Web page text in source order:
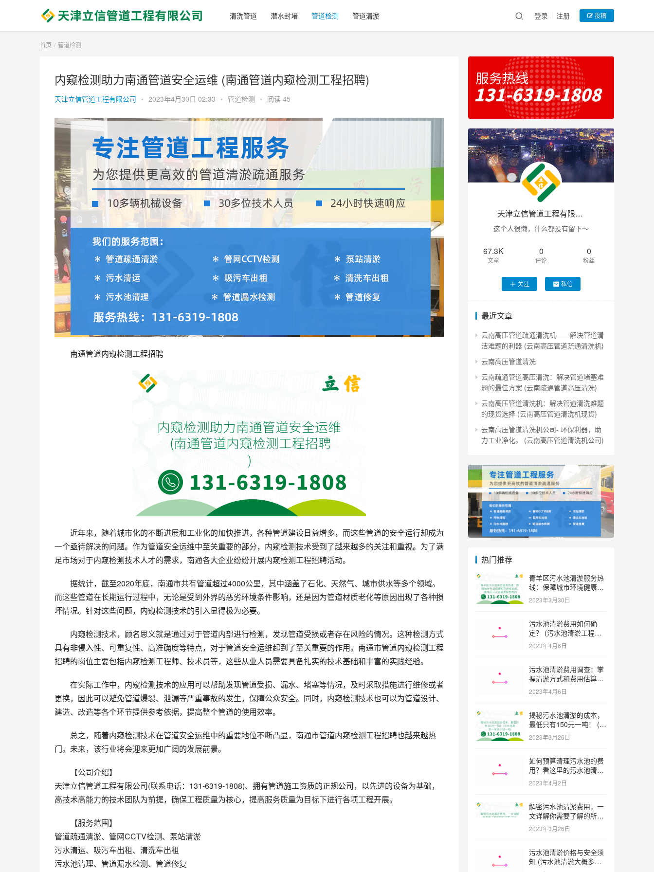
清洗管道 潜水封堵 管道检测 管道清淤 登录 注册 投稿
首页 管道检测
内窥检测助力南通管道安全运维 (南通管道内窥检测工程招聘)
天津立信管道工程有限公司 • 2023年4月30日 02:33 • 管道检测 • 阅读 45
南通管道内窥检测工程招聘
近年来，随着城市化的不断进展和工业化的加快推进，各种管道建设日益增多，而这些管道的安全运行却成为
一个亟待解决的问题。作为管道安全运维中至关重要的部分，内窥检测技术受到了越来越多的关注和重视。为了满
足市场对于内窥检测技术人才的需求，南通各大企业纷纷开展内窥检测工程招聘活动。
据统计，截至2020年底，南通市共有管道超过4000公里，其中涵盖了石化、天然气、城市供水等多个领域。
而这些管道在长期运行过程中，无论是受到外界的恶劣环境条件影响，还是因为管道材质老化等原因出现了各种损
坏情况。针对这些问题，内窥检测技术的引入显得极为必要。
内窥检测技术，顾名思义就是通过对于管道内部进行检测，发现管道受损或者存在风险的情况。这种检测方式
具有非侵入性、可重复性、高准确度等特点，对于管道安全运维起到了至关重要的作用。南通市管道内窥检测工程
招聘的岗位主要包括内窥检测工程师、技术员等，这些从业人员需要具备扎实的技术基础和丰富的实践经验。
在实际工作中，内窥检测技术的应用可以帮助发现管道受损、漏水、堵塞等情况，及时采取措施进行维修或者
更换，因此可以避免管道爆裂、泄漏等严重事故的发生，保障公众安全。同时，内窥检测技术也可以为管道设计、
建造、改造等各个环节提供参考依据，提高整个管道的使用效率。
总之，随着内窥检测技术在管道安全运维中的重要地位不断凸显，南通市管道内窥检测工程招聘也越来越热
门。未来，该行业将会迎来更加广阔的发展前景。
【公司介绍】
天津立信管道工程有限公司(联系电话：131-6319-1808)、拥有管道施工资质的正规公司，以先进的设备为基础，
高技术高能力的技术团队为前提，确保工程质量为核心，提高服务质量为目标下进行各项工程开展。
【服务范围】
管道疏通清淤、管网CCTV检测、泵站清淤
污水清运、吸污车出租、清洗车出租
污水池清理、管道漏水检测、管道修复
天津立信管道工程有限公司
这个人很懒，什么都没有留下～
67.3K
文章
0
评论
0
粉丝
关注 私信
最近文章
云南高压管道疏通清洗机——解决管道清
洁难题的利器 (云南高压管道疏通清洗机)
云南高压管道清洗
云南疏通管道高压清洗：解决管道堵塞难
题的最佳方案 (云南疏通管道高压清洗)
云南高压管道清洗机：解决管道清洗难题
的现货选择 (云南高压管道清洗机现货)
云南高压管道清洗机公司- 环保利器，助
力工业净化。 (云南高压管道清洗机公司)
热门推荐
青羊区污水池清淤服务热
线：保障城市环境健康和
可持续发展。 (青羊区污
水池清淤服务热线)
2023年3月30日
污水池清淤费用如何确
定？ (污水池清淤工程价
格多少)
2023年4月6日
污水池清淤费用调查：掌
握清淤方式和费用估算技
巧 (污水池清淤多少钱一
方米)
2023年4月6日
揭秘污水池清淤的成本，
最低只有150元一吨！ (污
水池清淤一米多少钱一吨)
2023年3月26日
如何预算清理污水池的费
用？看这里的污水池清淤
工程报价表范本！ (污水
池清淤工程报价表范本)
2023年4月2日
解密污水池清淤费用，一
文详解你需要了解的所有
因素 (污水池清淤一米多
少钱)
2023年3月26日
污水池清淤价格与安全须
知 (污水池清淤大概多少